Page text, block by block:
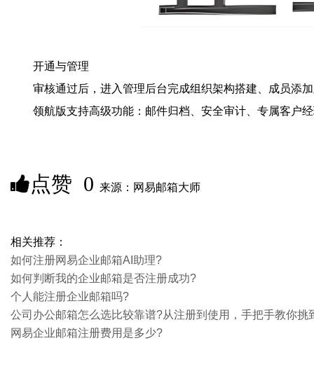
‌开通与管理‌
审核通过后，进入管理后台完成组织架构搭建、成员添
领航版支持高级功能：邮件归档、安全审计、专属客户
点赞 0 来源：网易邮箱大师
相关推荐：
如何注册网易企业邮箱AI助理?
如何判断我的企业邮箱是否注册成功?‌
个人能注册企业邮箱吗?
公司办公邮箱怎么选比较靠谱?从注册到使用，手把手教你挑
网易企业邮箱注册费用是多少?‌